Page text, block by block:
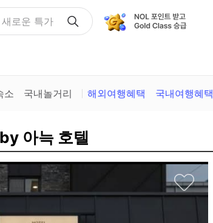
혜택
소 국내놀거리 해외여행혜택 국내여행혜택
아늑 호텔